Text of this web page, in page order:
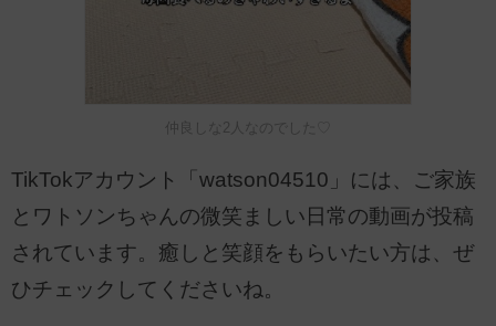
仲良しな2人なのでした♡
TikTokアカウント「watson04510」には、ご家族
とワトソンちゃんの微笑ましい日常の動画が投稿
されています。癒しと笑顔をもらいたい方は、ぜ
ひチェックしてくださいね。